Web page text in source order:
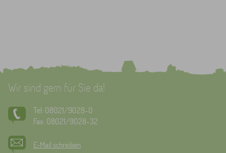
Wir sind gern für Sie da!
Tel: 08021/9028-0
Fax: 08021/9028-32
E-Mail schreiben